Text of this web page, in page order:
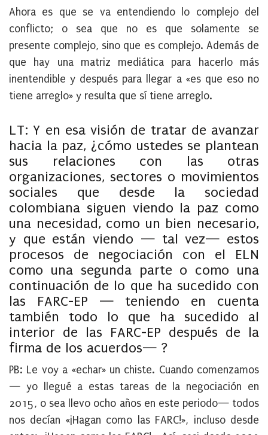
Ahora es que se va entendiendo lo complejo del
conflicto; o sea que no es que solamente se
presente complejo, sino que es complejo. Además de
que hay una matriz mediática para hacerlo más
inentendible y después para llegar a «es que eso no
tiene arreglo» y resulta que sí tiene arreglo.
LT: Y en esa visión de tratar de avanzar
hacia la paz, ¿cómo ustedes se plantean
sus relaciones con las otras
organizaciones, sectores o movimientos
sociales que desde la sociedad
colombiana siguen viendo la paz como
una necesidad, como un bien necesario,
y que están viendo — tal vez— estos
procesos de negociación con el ELN
como una segunda parte o como una
continuación de lo que ha sucedido con
las FARC-EP — teniendo en cuenta
también todo lo que ha sucedido al
interior de las FARC-EP después de la
firma de los acuerdos— ?
PB: Le voy a «echar» un chiste. Cuando comenzamos
— yo llegué a estas tareas de la negociación en
2015, o sea llevo ocho años en este periodo— todos
nos decían «¡Hagan como las FARC!», incluso desde